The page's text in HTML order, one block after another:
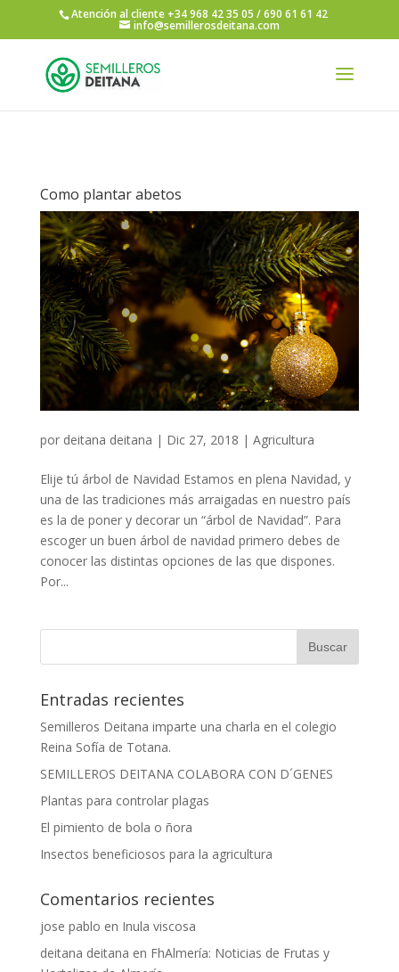
Atención al cliente +34 968 42 35 05 / 690 61 61 42
info@semillerosdeitana.com
Como plantar abetos
por deitana deitana | Dic 27, 2018 | Agricultura
Elije tú árbol de Navidad Estamos en plena Navidad, y
una de las tradiciones más arraigadas en nuestro país
es la de poner y decorar un “árbol de Navidad”. Para
escoger un buen árbol de navidad primero debes de
conocer las distintas opciones de las que dispones.
Por...
Entradas recientes
Semilleros Deitana imparte una charla en el colegio
Reina Sofía de Totana.
SEMILLEROS DEITANA COLABORA CON D´GENES
Plantas para controlar plagas
El pimiento de bola o ñora
Insectos beneficiosos para la agricultura
Comentarios recientes
jose pablo en Inula viscosa
deitana deitana en FhAlmería: Noticias de Frutas y